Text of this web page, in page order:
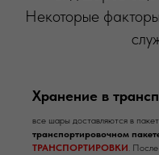
Некоторые
Хранение в
все шары доставляются в
транспортировочном
ТРАНСПОРТИРОВКИ. После